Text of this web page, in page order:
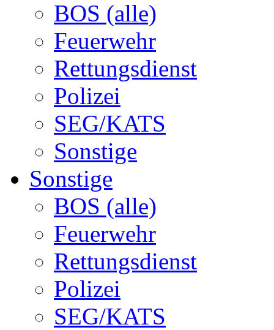
BOS (alle)
Feuerwehr
Rettungsdienst
Polizei
SEG/KATS
Sonstige
Sonstige
BOS (alle)
Feuerwehr
Rettungsdienst
Polizei
SEG/KATS